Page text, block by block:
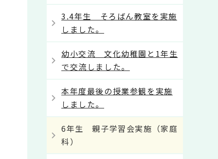
3.4年生 そろばん教室を実施
しました。
幼小交流 文化幼稚園と1年生
で交流しました。
本年度最後の授業参観を実施
しました。
6年生 親子学習会実施（家庭
科）